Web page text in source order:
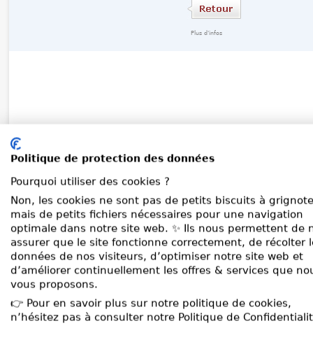
Plus d'infos
Politique de protection des données
Pourquoi utiliser des cookies ?
Non, les cookies ne sont pas de petits biscuits à
mais de petits fichiers nécessaires pour une navigation
optimale dans notre site web. ✨ Ils nous permettent de
assurer que le site fonctionne correctement, de récolter
données de nos visiteurs, d’optimiser notre site web et
d’améliorer continuellement les offres & services que
vous proposons.
👉 Pour en savoir plus sur notre politique de cookies,
n’hésitez pas à consulter notre Politique de